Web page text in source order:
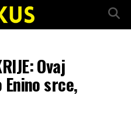
Ovaj
srce,